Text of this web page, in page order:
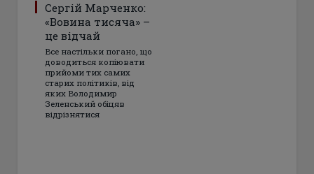
Сергій Марченко:
«Вовина тисяча» –
це відчай
Все настільки погано, що
доводиться копіювати
прийоми тих самих
старих політиків, від
яких Володимир
Зеленський обіцяв
відрізнятися